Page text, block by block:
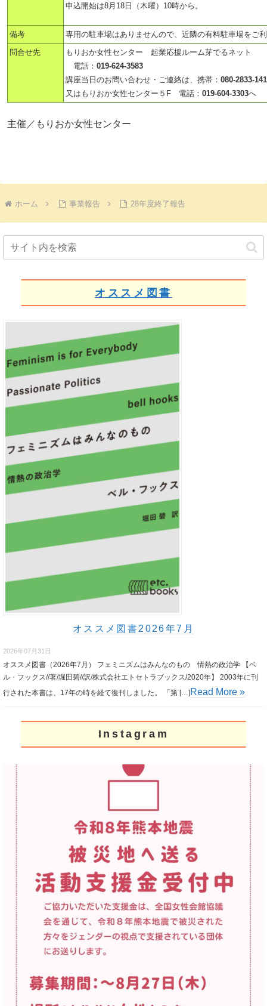
申込開始は8月18日（木曜）10時から。
備考
専用の駐車場はありませんので、近隣の有料駐車場をご
問合せ先
もりおか女性センター 起業応援ルーム芽でるネット
電話： 019-624-3583
講座当日のお問い合わせ・ご連絡は、携帯： 080-2833-
又はもりおか女性センター５F 電話： 019-604-3303へ
主催／もりおか女性センター
ホーム 事業報告 28年度終了報告
オススメ図書
オススメ図書2026年7月
2026年07月31日
オススメ図書（2026年7月） フェミニズムはみんなのもの 情熱の政治学 【ベ
ル・フックス//著/堀田碧//訳/株式会社エトセトラブックス/2020年】 2003年に刊
行された本書は、17年の時を経て復刊しました。 「第 […] Read More »
Instagram